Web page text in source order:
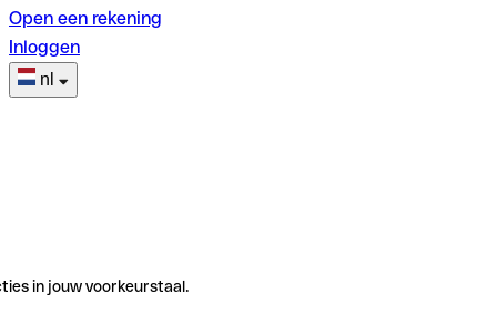
Open een rekening
Inloggen
nl
in jouw voorkeurstaal.